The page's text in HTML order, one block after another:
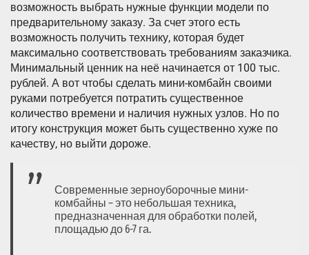
возможность выбрать нужные функции модели по
предварительному заказу. За счет этого есть
возможность получить технику, которая будет
максимально соответствовать требованиям заказчика.
Минимальный ценник на неё начинается от 100 тыс.
рублей. А вот чтобы сделать мини-комбайн своими
руками потребуется потратить существенное
количество времени и наличия нужных узлов. Но по
итогу конструкция может быть существенно хуже по
качеству, но выйти дороже.
Современные зерноуборочные мини-
комбайны – это небольшая техника,
предназначенная для обработки полей,
площадью до 6-7 га.